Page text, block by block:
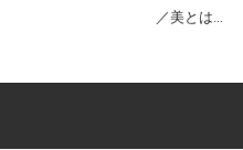
／美とは...